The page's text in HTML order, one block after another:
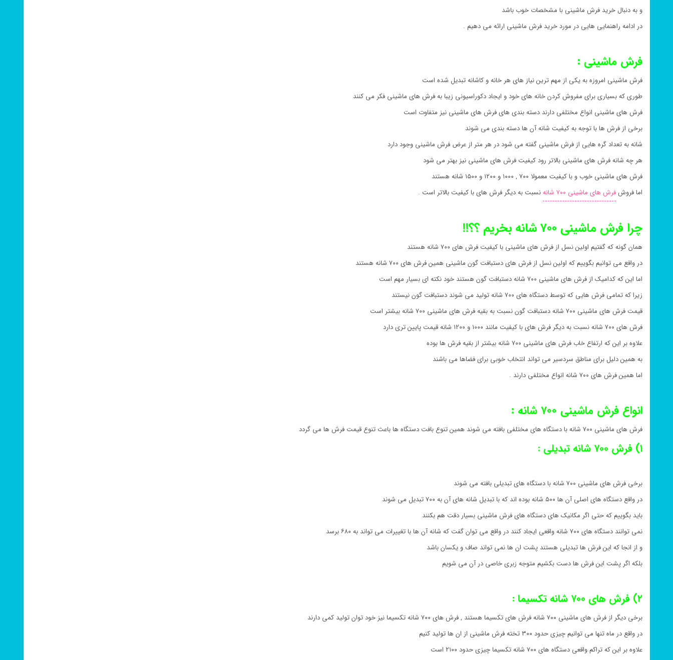
و به دنبال خرید فرش ماشینی با مشخصات خوب باشد
در ادامه راهنمایی هایی در مورد خرید فرش ماشینی ارائه می دهیم .
فرش ماشینی :
فرش ماشینی امروزه به یکی از مهم ترین نیاز های هر خانه و کاشانه تبدیل شده است
طوری که بسیاری برای مفروش کردن خانه های خود و ایجاد دکوراسیونی زیبا به فرش های ماشینی فکر می کنند
فرش های ماشینی انواع مختلفی دارند دسته بندی های فرش های ماشینی نیز متفاوت است
برخی از فرش ها با توجه به کیفیت شانه آن ها دسته بندی می شوند
شانه به تعداد گره هایی از فرش ماشینی گفته می شود در هر متر از عرض فرش ماشینی وجود دارد
هر چه شانه فرش های ماشینی بالاتر رود کیفیت فرش های ماشینی نیز بهتر می شود
فرش های ماشینی خوب و با کیفیت معمولا ۷۰۰ , ۱۰۰۰ و ۱۲۰۰ و ۱۵۰۰ شانه هستند
اما فروشفرش های ماشینی ۷۰۰ شانه نسبت به دیگر فرش های با کیفیت بالاتر است .
چرا فرش ماشینی ۷۰۰ شانه بخریم ؟؟!!
همان گونه که گفتیم اولین نسل از فرش های ماشینی با کیفیت فرش های ۷۰۰ شانه هستند
در واقع می توانیم بگوییم که اولین نسل از فرش های دستبافت گون ماشینی همین فرش های ۷۰۰ شانه هستند
اما این که کدامیک از فرش های ماشینی ۷۰۰ شانه دستبافت گون هستند خود نکته ای بسیار مهم است
زیرا که تمامی فرش هایی که توسط دستگاه های ۷۰۰ شانه تولید می شوند دستبافت گون نیستند
قیمت فرش های ماشینی ۷۰۰ شانه دستبافت گون نسبت به بقیه فرش های ماشینی ۷۰۰ شانه بیشتر است
فرش های ۷۰۰ شانه نسبت به دیگر فرش های با کیفیت مانند ۱۰۰۰ و ۱۲۰۰ شانه قیمت پایین تری دارد
علاوه بر این که ارتفاع خاب فرش های ماشینی ۷۰۰ شانه بیشتر از بقیه فرش ها بوده
به همین دلیل برای مناطق سردسیر می تواند انتخاب خوبی برای فضاها می باشند
اما همین فرش های ۷۰۰ شانه انواع مختلفی دارند .
انواع فرش ماشینی ۷۰۰ شانه :
فرش های ماشینی ۷۰۰ شانه با دستگاه های مختلفی بافته می شوند همین تنوع بافت دستگاه ها باعث تنوع قیمت فرش ها می گردد
۱) فرش ۷۰۰ شانه تبدیلی :
برخی فرش های ماشینی ۷۰۰ شانه با دستگاه های تبدیلی بافته می شوند
در واقع دستگاه های اصلی آن ها ۵۰۰ شانه بوده اند که با تبدیل شانه های آن به ۷۰۰ تبدیل می شوند
باید بگوییم که حتی اگر مکانیک های دستگاه های فرش ماشینی بسیار دقت هم بکنند
نمی توانند دستگاه های ۷۰۰ شانه واقعی ایجاد کنند در واقع می توان گفت که شانه آن ها با تغییرات می تواند به ۶۸۰ برسد
و از انجا که این فرش ها تبدیلی هستند پشت ان ها نمی تواند صاف و یکسان باشد
بلکه اگر پشت این فرش ها دست بکشیم متوجه زبری خاصی در آن می شویم
۲) فرش های ۷۰۰ شانه تکسیما :
برخی دیگر از فرش های ماشینی ۷۰۰ شانه فرش های تکسیما هستند , فرش های ۷۰۰ شانه تکسیما نیز خود توان تولید کمی دارند
در واقع در ماه تنها می توانیم چیزی حدود ۳۰۰ تخته فرش ماشینی از ان ها تولید کنیم
علاوه بر این که تراکم واقعی دستگاه های ۷۰۰ شانه تکسیما چیزی حدود ۲۱۰۰ است